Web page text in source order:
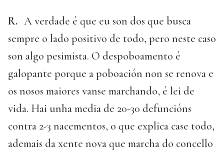
R. A verdade é que eu son dos que busca
sempre o lado positivo de todo, pero neste caso
son algo pesimista. O despoboamento é
galopante porque a poboación non se renova e
os nosos maiores vanse marchando, é lei de
vida. Hai unha media de 20-30 defuncións
contra 2-3 nacementos, o que explica case todo,
ademais da xente nova que marcha do concello